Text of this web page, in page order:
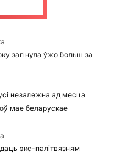
загінула ўжо больш за
незалежна ад месца
мае беларускае
экс-палітвязням